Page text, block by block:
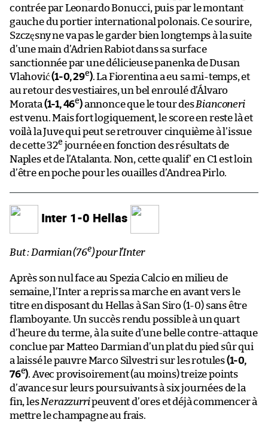
contrée par Leonardo Bonucci, puis par le montant
gauche du portier international polonais. Ce sourire,
Szczęsny ne va pas le garder bien longtemps à la suite
d’une main d’Adrien Rabiot dans sa surface
sanctionnée par une délicieuse panenka de Dusan
Vlahović(1-0, 29e). La Fiorentina a eu sa mi-temps, et
au retour des vestiaires, un bel enroulé d’Álvaro
Morata (1-1, 46e)annonce que le tour desBianconeri
est venu. Mais fort logiquement, le score en reste là et
voilà la Juve qui peut se retrouver cinquième à l’issue
de cette 32e journée en fonction des résultats de
Naples et de l’Atalanta. Non, cette qualif’ en C1 est loin
d’être en poche pour les ouailles d’Andrea Pirlo.
Inter 1-0 Hellas
But : Darmian (76e) pour l’Inter
Après son nul face au Spezia Calcio en milieu de
semaine, l’Inter a repris sa marche en avant vers le
titre en disposant du Hellas à San Siro (1-0) sans être
flamboyante. Un succès rendu possible à un quart
d’heure du terme, à la suite d’une belle contre-attaque
conclue par Matteo Darmian d’un plat du pied sûr qui
a laissé le pauvre Marco Silvestri sur les rotules(1-0,
76e). Avec provisoirement (au moins) treize points
d’avance sur leurs poursuivants à six journées de la
fin, lesNerazzurripeuvent d’ores et déjà commencer à
mettre le champagne au frais.